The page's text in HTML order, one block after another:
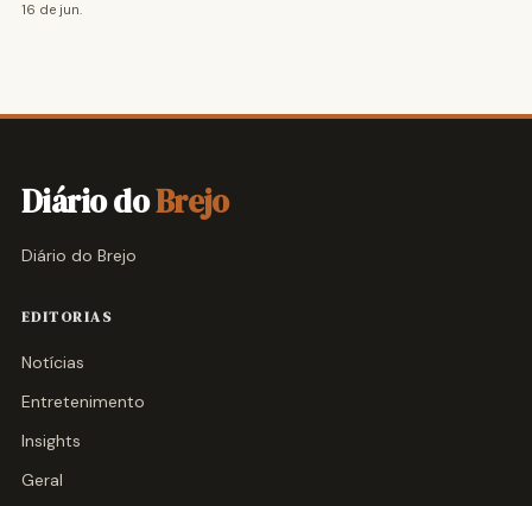
16 de jun.
Diário doBrejo
Diário do Brejo
EDITORIAS
Notícias
Entretenimento
Insights
Geral